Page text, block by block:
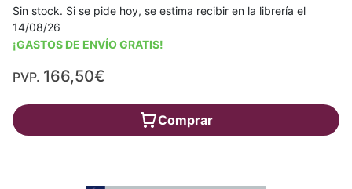
Sin stock. Si se pide hoy, se estima recibir en la librería el
14/08/26
¡GASTOS DE ENVÍO GRATIS!
PVP. 166,50€
Comprar